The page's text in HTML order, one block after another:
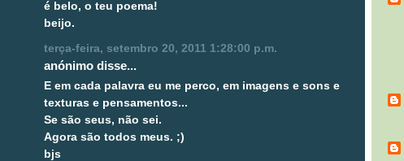
é belo, o teu poema!
beijo.
terça-feira, setembro 20, 2011 1:28:00 p.m.
anónimo disse...
E em cada palavra eu me perco, em imagens e sons e
texturas e pensamentos...
Se são seus, não sei.
Agora são todos meus. ;)
bjs